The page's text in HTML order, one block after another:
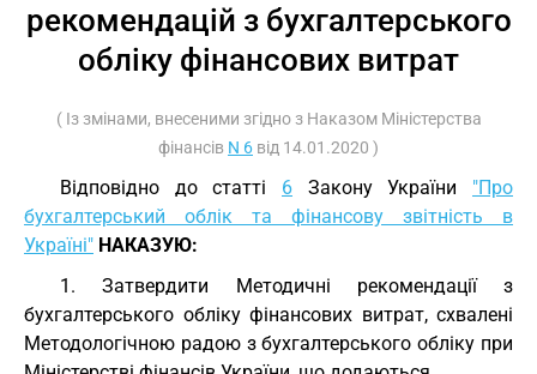
рекомендацій з бухгалтерського
обліку фінансових витрат
( Із змінами, внесеними згідно з Наказом Міністерства
фінансів N 6 від 14.01.2020 )
Відповідно до статті 6 Закону України "Про
бухгалтерський облік та фінансову звітність в
Україні" НАКАЗУЮ:
1. Затвердити Методичні рекомендації з
бухгалтерського обліку фінансових витрат, схвалені
Методологічною радою з бухгалтерського обліку при